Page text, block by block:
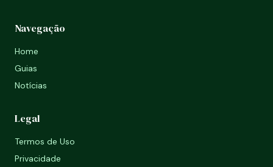
Navegação
Home
Guias
Notícias
Legal
Termos de Uso
Privacidade